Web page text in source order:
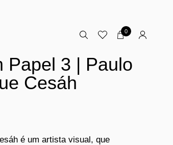
0
Papel 3 | Paulo
Cesáh
é um artista visual, que